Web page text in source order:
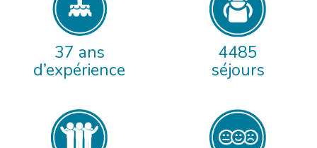
37 ans
d’expérience
4485
séjours